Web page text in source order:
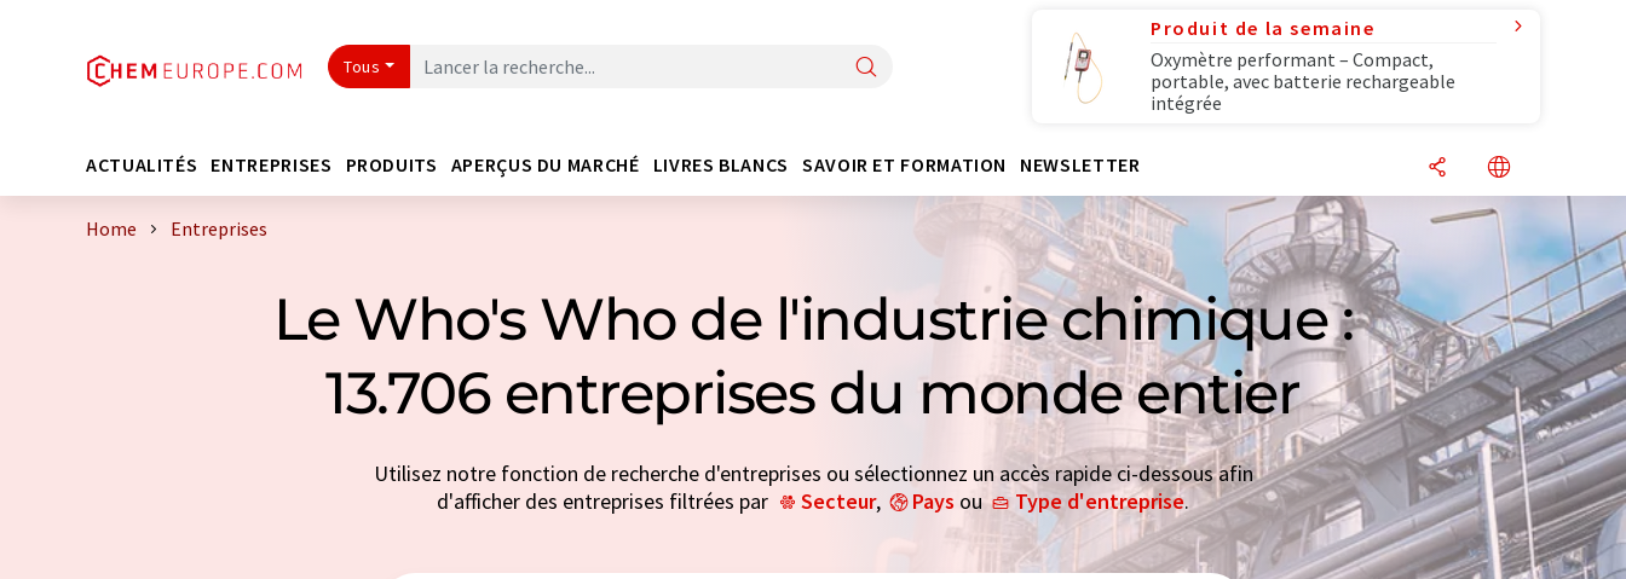
Tous
Produit de la semaine
Oxymètre performant – Compact,
portable, avec batterie rechargeable
intégrée
ACTUALITÉS ENTREPRISES PRODUITS APERÇUS DU MARCHÉ LIVRES BLANCS SAVOIR ET FORMATION NEWSLETTER
Home Entreprises
Le Who's Who de l'industrie chimique :
13.706 entreprises du monde entier
Utilisez notre fonction de recherche d'entreprises ou sélectionnez un accès rapide ci-dessous afin
d'afficher des entreprises filtrées par
Secteur, Pays ou Type d'entreprise.